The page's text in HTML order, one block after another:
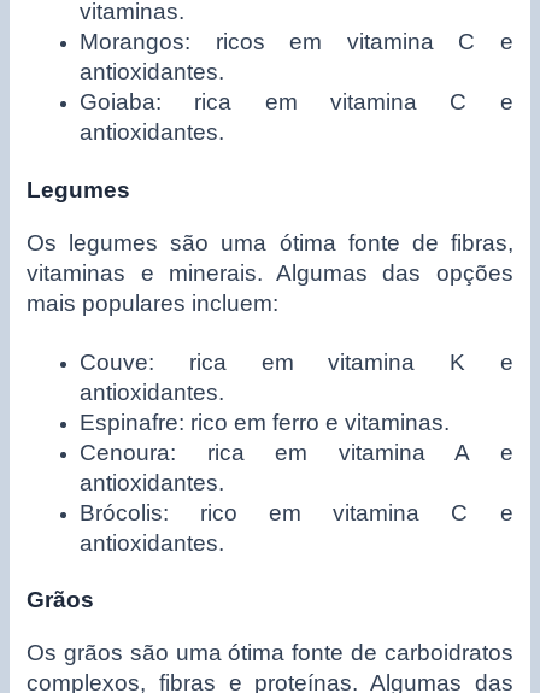
vitaminas.
Morangos: ricos em vitamina C e
antioxidantes.
Goiaba: rica em vitamina C e
antioxidantes.
Legumes
Os legumes são uma ótima fonte de fibras,
vitaminas e minerais. Algumas das opções
mais populares incluem:
Couve: rica em vitamina K e
antioxidantes.
Espinafre: rico em ferro e vitaminas.
Cenoura: rica em vitamina A e
antioxidantes.
Brócolis: rico em vitamina C e
antioxidantes.
Grãos
Os grãos são uma ótima fonte de carboidratos
complexos, fibras e proteínas. Algumas das